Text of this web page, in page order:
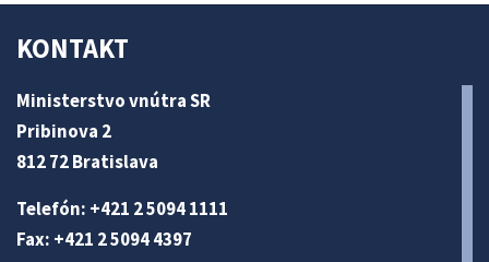
KONTAKT
Ministerstvo vnútra SR
Pribinova 2
812 72 Bratislava
Telefón: +421 2 5094 1111
Fax: +421 2 5094 4397